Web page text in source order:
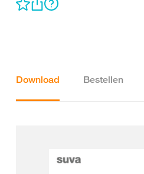
Download Bestellen